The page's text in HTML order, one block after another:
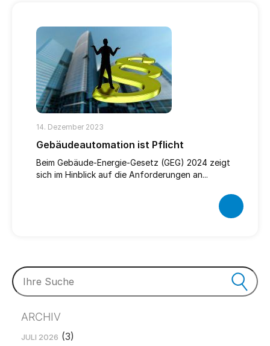
14. Dezember 2023
Gebäudeautomation ist Pflicht
Beim Gebäude-Energie-Gesetz (GEG) 2024 zeigt
sich im Hinblick auf die Anforderungen an...
ARCHIV
JULI 2026 (3)